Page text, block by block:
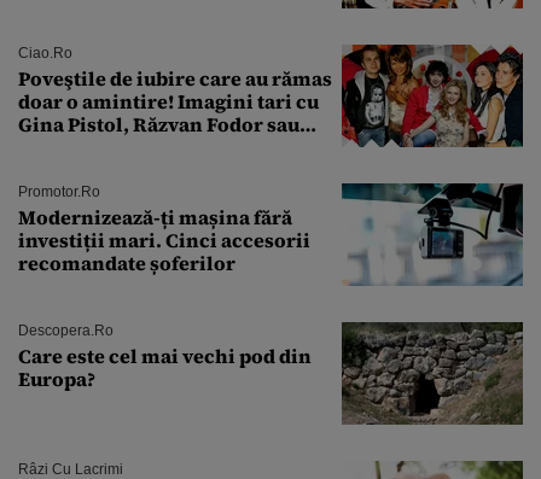
Ciao.ro
Poveştile de iubire care au rămas
doar o amintire! Imagini tari cu
Gina Pistol, Răzvan Fodor sau
Promotor.ro
Modernizează-ți mașina fără
investiții mari. Cinci accesorii
recomandate șoferilor
Descopera.ro
Care este cel mai vechi pod din
Europa?
Râzi Cu Lacrimi